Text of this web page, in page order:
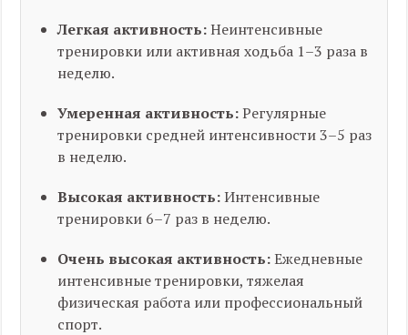
Легкая активность:Неинтенсивные
тренировки или активная ходьба 1–3 раза в
неделю.
Умеренная активность:Регулярные
тренировки средней интенсивности 3–5 раз
в неделю.
Высокая активность:Интенсивные
тренировки 6–7 раз в неделю.
Очень высокая активность:Ежедневные
интенсивные тренировки, тяжелая
физическая работа или профессиональный
спорт.